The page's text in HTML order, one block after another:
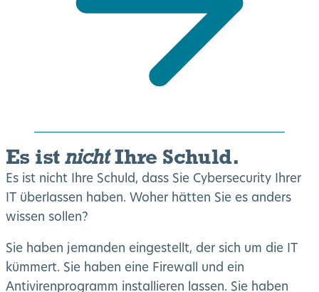
Es ist nichtIhre Schuld.
Es ist nicht Ihre Schuld, dass Sie Cybersecurity Ihrer
IT überlassen haben. Woher hätten Sie es anders
wissen sollen?
Sie haben jemanden eingestellt, der sich um die IT
kümmert. Sie haben eine Firewall und ein
Antivirenprogramm installieren lassen. Sie haben